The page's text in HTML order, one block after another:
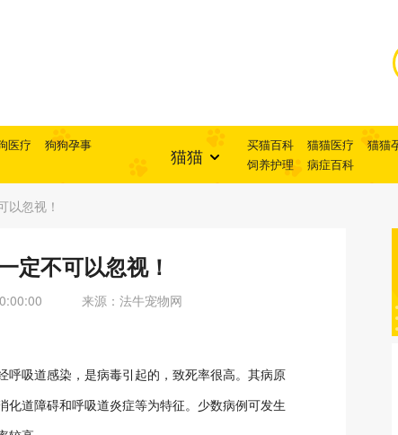
医疗
狗狗孕事
猫猫 买猫百科 猫猫医疗 猫猫
饲养护理
病症百科
以忽视！
定不可以忽视！
来源：法牛宠物网
吸道感染，是病毒引起的，致死率很高。其病原
道障碍和呼吸道炎症等为特征。少数病例可发生